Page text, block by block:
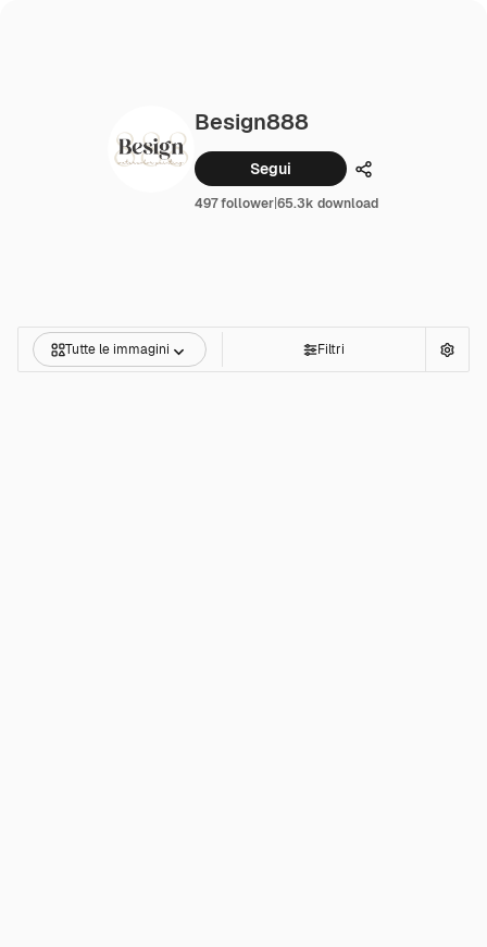
Besign888
Segui Condividi
497 follower|65.3k download
Tutte le immagini Filtri